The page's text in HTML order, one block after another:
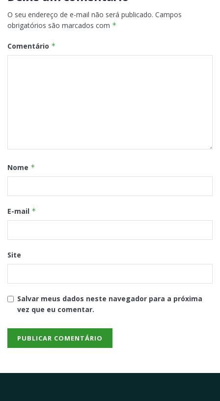
O seu endereço de e-mail não será publicado. Campos
obrigatórios são marcados com *
Comentário *
Nome *
E-mail *
Site
Salvar meus dados neste navegador para a próxima
vez que eu comentar.